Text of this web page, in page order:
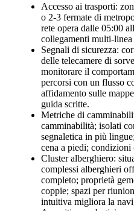
Accesso ai trasporti:
o 2-3 fermate di
rete opera dalle 05:00
collegamenti multi-
Segnali di sicurezza:
delle telecamere di
monitorare il
percorsi con un flusso
affidamento sulle
guida scritte.
Metriche di
camminabilità; isolati
segnaletica in più
cena a piedi;
Cluster alberghiero:
complessi alberghieri
completo; proprietà
coppie; spazi per
intuitiva migliora la